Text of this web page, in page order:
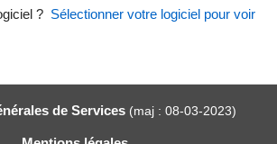
? Sélectionner votre logiciel pour voir
de Services(maj : 08-03-2023)